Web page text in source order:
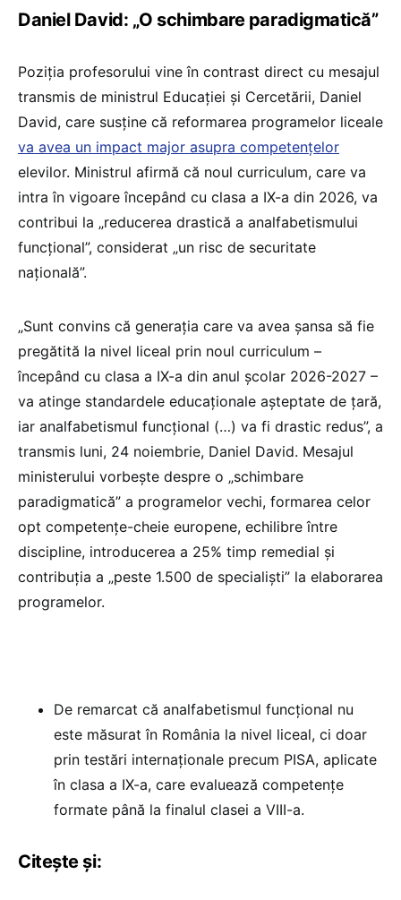
Daniel David: „O schimbare paradigmatică”
Poziția profesorului vine în contrast direct cu mesajul
transmis de ministrul Educației și Cercetării, Daniel
David, care susține că reformarea programelor liceale
va avea un impact major asupra competențelor
elevilor. Ministrul afirmă că noul curriculum, care va
intra în vigoare începând cu clasa a IX-a din 2026, va
contribui la „reducerea drastică a analfabetismului
funcțional”, considerat „un risc de securitate
națională”.
„Sunt convins că generația care va avea șansa să fie
pregătită la nivel liceal prin noul curriculum –
începând cu clasa a IX-a din anul școlar 2026-2027 –
va atinge standardele educaționale așteptate de țară,
iar analfabetismul funcțional (…) va fi drastic redus”, a
transmis luni, 24 noiembrie, Daniel David. Mesajul
ministerului vorbește despre o „schimbare
paradigmatică” a programelor vechi, formarea celor
opt competențe-cheie europene, echilibre între
discipline, introducerea a 25% timp remedial și
contribuția a „peste 1.500 de specialiști” la elaborarea
programelor.
De remarcat că analfabetismul funcțional nu
este măsurat în România la nivel liceal, ci doar
prin testări internaționale precum PISA, aplicate
în clasa a IX-a, care evaluează competențe
formate până la finalul clasei a VIII-a.
Citește și: